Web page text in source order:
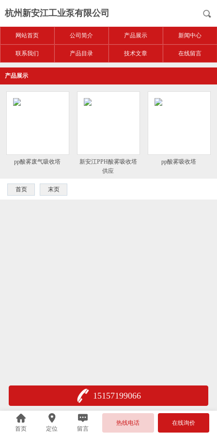
杭州新安江工业泵有限公司
网站首页 公司简介 产品展示 新闻中心
联系我们 产品目录 技术文章 在线留言
产品展示
pp酸雾废气吸收塔
新安江PPH酸雾吸收塔
供应
pp酸雾吸收塔
首页 末页
15157199066
首页 定位 留言
热线电话 在线询价